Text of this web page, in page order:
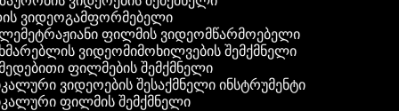
ვიდეოგამფორმებელი
ფილმის ვიდეომწარმოებელი
ვიდეომიმოხილვების შემქმნელი
ფილმების შემქმნელი
ვიდეოების შესაქმნელი ინსტრუმენტი
ფილმის შემქმნელი